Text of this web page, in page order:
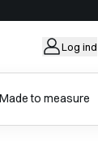
Log ind
Made to measure